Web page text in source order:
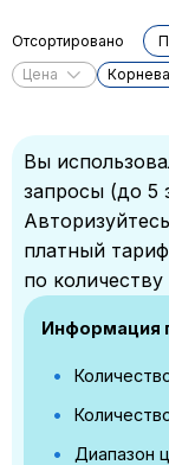
Цена
Отсортировано
Вы
запросы (до 5
платный
по
Информация
Диапазон